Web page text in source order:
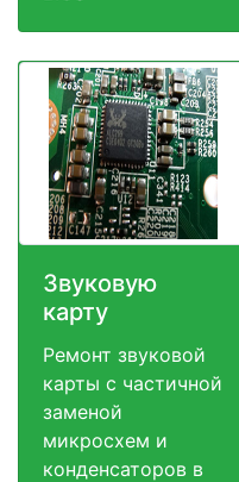
Звуковую
карту
Ремонт звуковой
карты с частичной
заменой
микросхем и
конденсаторов в